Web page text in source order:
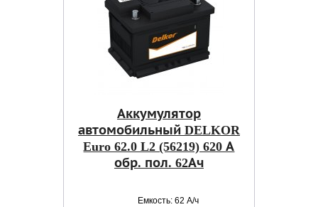
Аккумулятор
автомобильный DELKOR
Euro 62.0 L2 (56219) 620 А
обр. пол. 62Ач
Емкость: 62 А/ч